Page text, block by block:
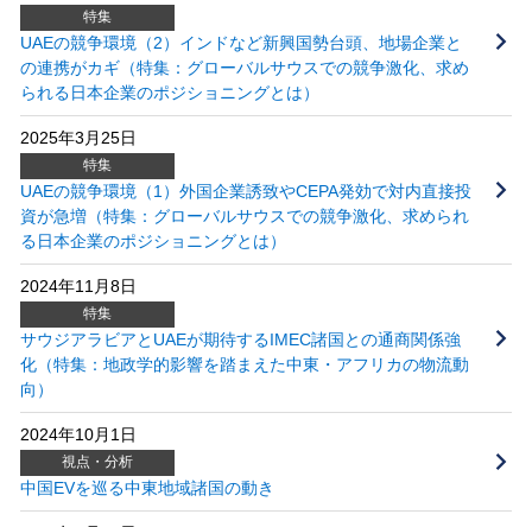
特集
UAEの競争環境（2）インドなど新興国勢台頭、地場企業と
の連携がカギ（特集：グローバルサウスでの競争激化、求め
られる日本企業のポジショニングとは）
2025年3月25日
特集
UAEの競争環境（1）外国企業誘致やCEPA発効で対内直接投
資が急増（特集：グローバルサウスでの競争激化、求められ
る日本企業のポジショニングとは）
2024年11月8日
特集
サウジアラビアとUAEが期待するIMEC諸国との通商関係強
化（特集：地政学的影響を踏まえた中東・アフリカの物流動
向）
2024年10月1日
視点・分析
中国EVを巡る中東地域諸国の動き